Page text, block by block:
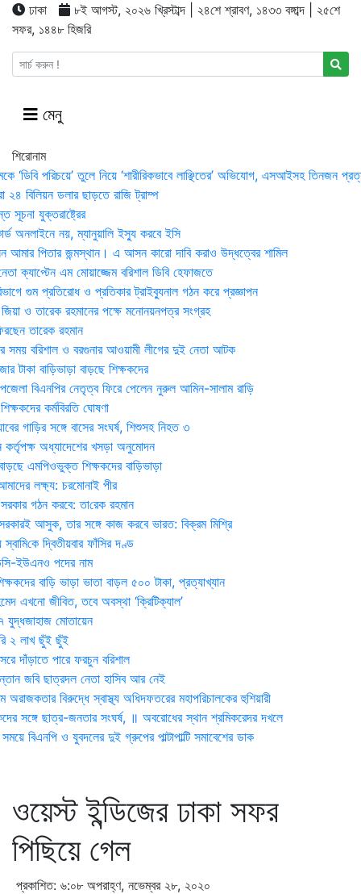
ঢাকা
৮ই আগস্ট, ২০২৬ খ্রিস্টাব্দ | ২৪শে শ্রাবণ, ১৪৩৩ বঙ্গাব্দ | ২৫শে
সফর, ১৪৪৮ হিজরি
মেনু
শিরোনাম
‘ডিবি পরিচয়ে’ তুলে নিয়ে ‘শারীরিকভাবে লাঞ্ছিতের’ অভিযোগ, এসআইসহ তিনজন
২৪ বিলিয়ন ডলার ছাড়তে রাজি ট্রাম্প
সূচনা যুক্তরাষ্ট্রের
অনলাইনে নয়, ম্যানুয়ালি ইস্যু করবে ইসি
পিতার জন্মস্থান। এ আসন কারো দাবি করাও উদ্ধত্বের শামিল
ক্যাপ্টেন এম মোয়াজ্জেম বরিশাল ডিবি হেফাজতে
গুম প্রতিরোধ ও প্রতিকার ট্রাইব্যুনাল গঠন করে প্রজ্ঞাপন
ও তারেক রহমানের পক্ষে মনোনয়নপত্র সংগ্রহ
তারেক রহমান
সময় ব‌রিশাল ও বরগুনার আওয়ামী লীগের দুই নেতা আটক
টাকা বাড়িভাড়া বাড়ছে শিক্ষকদের
বিএনপির নেতৃত্ব ফিরে পেলেন নুরুল আমিন-সালাম রাড়ি
কর্মবিরতি ঘোষণা
গাড়ির সঙ্গে বাসের সংঘর্ষ, শিশুসহ নিহত ৩
কর্তৃপক্ষ অধ্যাদেশের খসড়া অনুমোদন
এমপিওভুক্ত শিক্ষকদের বাড়িভাড়া
লক্ষ্য: চরমোনাই পীর
গঠন করবে: তা‌রেক রহমান
আসুক, তার সঙ্গে কাজ করবে ভারত: বিক্রম মিশ্রি
দ্বিতীয়বার ফাঁসির দণ্ড
ইউএনও পদের নাম
বাড়ি ভাড়া ভাতা বাড়ল ৫০০ টাকা, প্রত্যাখ্যান
এখনো জীবিত, তবে অবস্থা ‘ক্রিটিক্যাল’
যুদ্ধজাহাজ মোতায়েন
২ লাখ ছুঁই ছুঁই
দাঁড়াতে পারে ফরচুন বরিশাল
জবি ছাত্রদল নেতা হাসিব আর নেই
অরাজকতার বিরুদ্ধে স্বাস্থ্য অধিদফতরের মহাপরিচালকের হুশিয়ারী
সঙ্গে ছাত্র-জনতার সংঘর্ষ, ॥ অবরোধের স্থান শ্রমিকরেদর দখলে
বিএনপি ও যুবদলের দুই গ্রুপের পাল্টাপাল্টি সমাবেশের ডাক
ওয়েস্ট ইন্ডিজের ঢাকা সফর
পিছিয়ে গেল
প্রকাশিত: ৬:০৮ অপরাহ্ণ, নভেম্বর ২৮, ২০২০